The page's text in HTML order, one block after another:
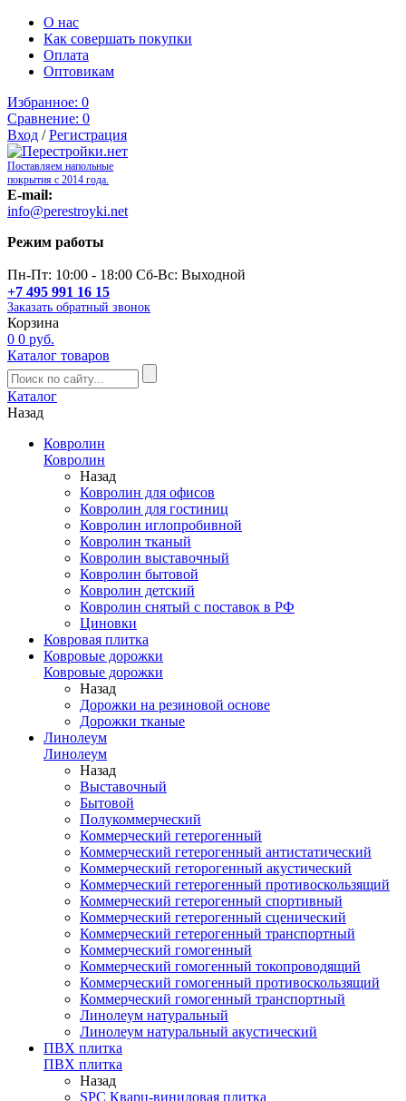
О нас
Как совершать покупки
Оплата
Оптовикам
Избранное: 0
Сравнение: 0
Вход /Регистрация
Поставляем напольные
покрытия с 2014 года.
E-mail:
info@perestroyki.net
Режим работы
Пн-Пт: 10:00 - 18:00 Сб-Вс: Выходной
+7 495 991 16 15
Заказать обратный звонок
Корзина
0 0 руб.
Каталог товаров
Каталог
Назад
Ковролин
Ковролин
Назад
Ковролин для офисов
Ковролин для гостиниц
Ковролин иглопробивной
Ковролин тканый
Ковролин выставочный
Ковролин бытовой
Ковролин детский
Ковролин снятый с поставок в РФ
Циновки
Ковровая плитка
Ковровые дорожки
Ковровые дорожки
Назад
Дорожки на резиновой основе
Дорожки тканые
Линолеум
Линолеум
Назад
Выставочный
Бытовой
Полукоммерческий
Коммерческий гетерогенный
Коммерческий гетерогенный антистатический
Коммерческий геторогенный акустический
Коммерческий гетерогенный противоскользящий
Коммерческий гетерогенный спортивный
Коммерческий гетерогенный сценический
Коммерческий гетерогенный транспортный
Коммерческий гомогенный
Коммерческий гомогенный токопроводящий
Коммерческий гомогенный противоскользящий
Коммерческий гомогенный транспортный
Линолеум натуральный
Линолеум натуральный акустический
ПВХ плитка
ПВХ плитка
Назад
SPC Кварц-виниловая плитка